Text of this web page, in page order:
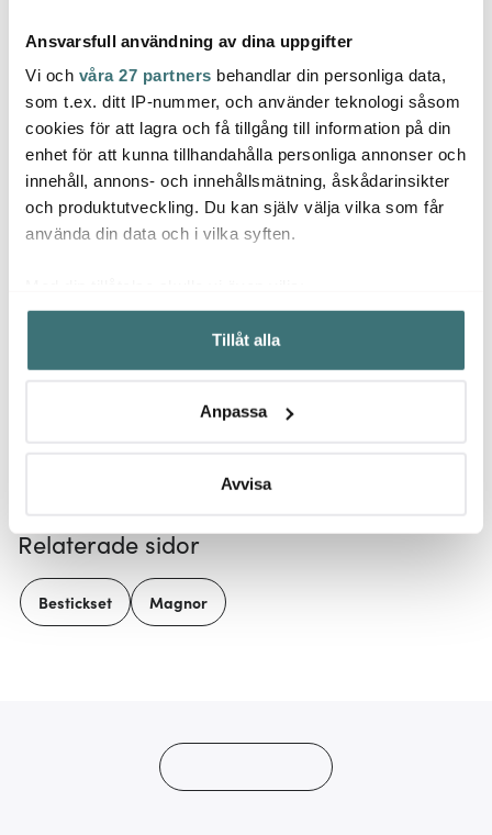
Ansvarsfull användning av dina uppgifter
Vi och våra 27 partners behandlar din personliga data,
som t.ex. ditt IP-nummer, och använder teknologi såsom
cookies för att lagra och få tillgång till information på din
enhet för att kunna tillhandahålla personliga annonser och
innehåll, annons- och innehållsmätning, åskådarinsikter
och produktutveckling. Du kan själv välja vilka som får
använda din data och i vilka syften.
Samla in information om din geografiska plats som
kan ha en noggrannhet på upp till flera meter
Identifiera din enhet genom att aktivt skanna den för
Ta reda på mer om hur dina personliga uppgifter
Du kan ändra eller dra tillbaka ditt samtycke när som
Vi använder cookies för att innehållet och annonserna
ska anpassas efter det som vi tror att du tycker om. Det
gör också att vi kan analysera vår trafik och göra
Tillåt alla
Anpassa
Avvisa
Magnor
Noir Skål 15 cm Svart
299 kr
Magnor
Noir Djup tallrik 23 cm
Svart
155 kr
Låt dig inspireras av våra kunder
Relaterade sidor
Bestickset Magnor